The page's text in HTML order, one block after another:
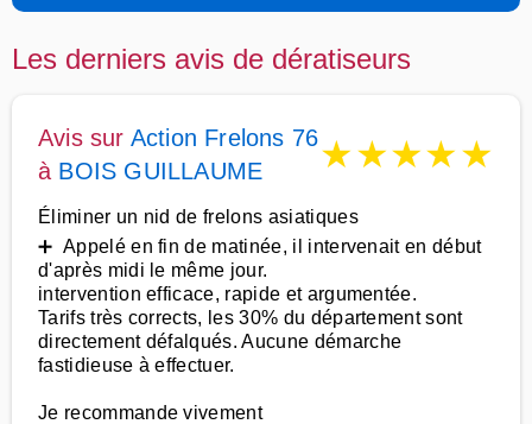
Les derniers avis de dératiseurs
Avis sur Action Frelons 76
à BOIS GUILLAUME ★★★★★
Éliminer un nid de frelons asiatiques
➕ Appelé en fin de matinée, il intervenait en début
d'après midi le même jour.
intervention efficace, rapide et argumentée.
Tarifs très corrects, les 30% du département sont
directement défalqués. Aucune démarche
fastidieuse à effectuer.
Je recommande vivement